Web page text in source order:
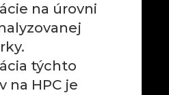
na úrovni
týchto
na HPC je